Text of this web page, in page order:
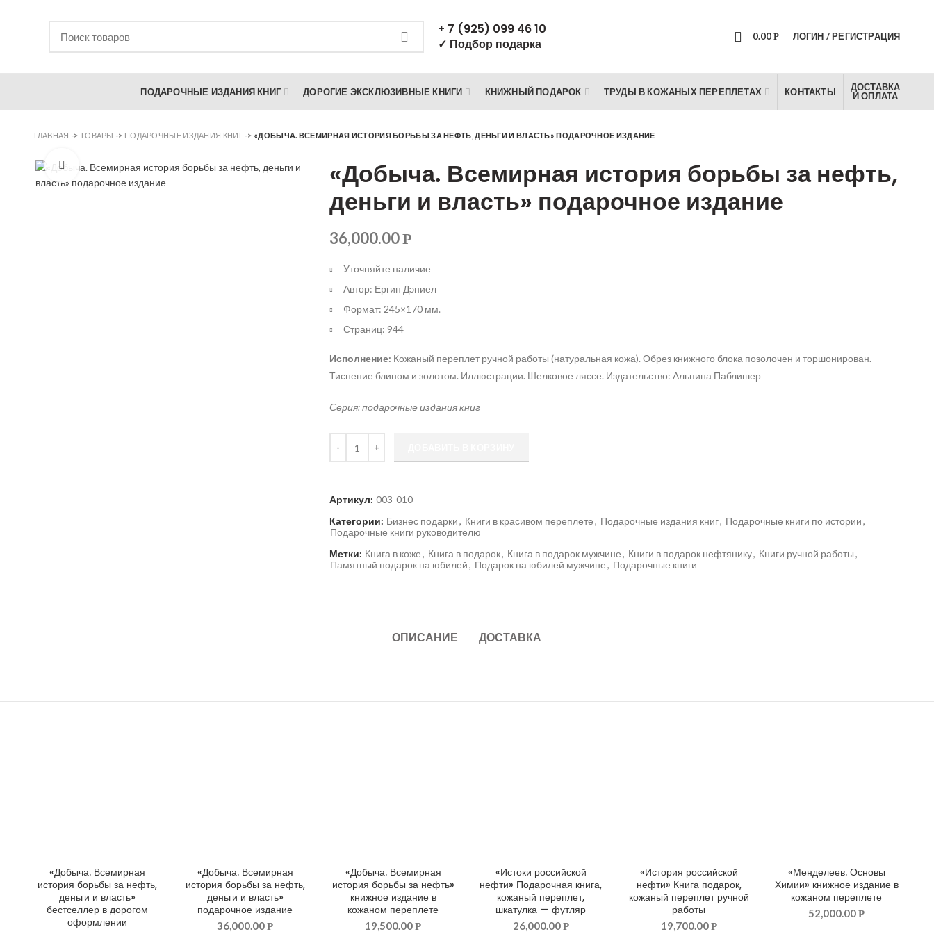
+ 7 (925) 099 46 10
✓ Подбор подарка
0.00 Р ЛОГИН / РЕГИСТРАЦИЯ
ПОДАРОЧНЫЕ ИЗДАНИЯ КНИГ ДОРОГИЕ ЭКСКЛЮЗИВНЫЕ КНИГИ КНИЖНЫЙ ПОДАРОК ТРУДЫ В КОЖАНЫХ ПЕРЕПЛЕТАХ КОНТАКТЫ
ДОСТАВКА
И ОПЛАТА
ГЛАВНАЯ -> ТОВАРЫ -> ПОДАРОЧНЫЕ ИЗДАНИЯ КНИГ-> «ДОБЫЧА. ВСЕМИРНАЯ ИСТОРИЯ БОРЬБЫ ЗА НЕФТЬ, ДЕНЬГИ И ВЛАСТЬ» ПОДАРОЧНОЕ ИЗДАНИЕ
Увеличить
«Добыча. Всемирная история борьбы за нефть,
деньги и власть» подарочное издание
36,000.00Р
Уточняйте наличие
Автор: Ергин Дэниел
Формат: 245×170 мм.
Страниц: 944
Исполнение: Кожаный переплет ручной работы (натуральная кожа). Обрез книжного блока позолочен и торшонирован.
Тиснение блином и золотом. Иллюстрации. Шелковое ляссе. Издательство: Альпина Паблишер
Серия:подарочные издания книг
Артикул: 003-010
Категории: Бизнес подарки, Книги в красивом переплете, Подарочные издания книг, Подарочные книги по истории,
Подарочные книги руководителю
Метки: Книга в коже, Книга в подарок, Книга в подарок мужчине, Книги в подарок нефтянику, Книги ручной работы,
Памятный подарок на юбилей, Подарок на юбилей мужчине, Подарочные книги
ОПИСАНИЕ ДОСТАВКА
ДОБАВИТЬ В КОРЗИНУ
«Добыча. Всемирная
история борьбы за нефть,
деньги и власть»
бестселлер в дорогом
оформлении
ДОБАВИТЬ В КОРЗИНУ
«Добыча. Всемирная
история борьбы за нефть,
деньги и власть»
подарочное издание
36,000.00Р
ДОБАВИТЬ В КОРЗИНУ
«Добыча. Всемирная
история борьбы за нефть»
книжное издание в
кожаном переплете
19,500.00Р
ДОБАВИТЬ В КОРЗИНУ
«Истоки российской
нефти» Подарочная книга,
кожаный переплет,
шкатулка — футляр
26,000.00Р
ДОБАВИТЬ В КОРЗИНУ
«История российской
нефти» Книга подарок,
кожаный переплет ручной
работы
19,700.00Р
ДОБАВИТЬ В КОРЗИНУ
«Менделеев. Основы
Химии» книжное издание в
кожаном переплете
52,000.00Р